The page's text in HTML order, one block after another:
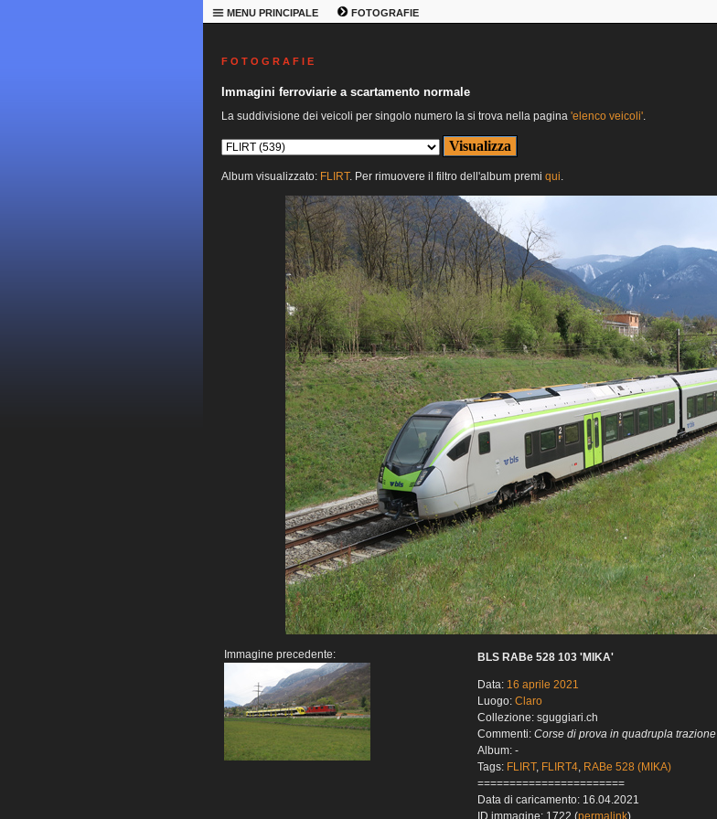
MENU PRINCIPALE FOTOGRAFIE
F O T O G R A F I E
Immagini ferroviarie a scartamento normale
La suddivisione dei veicoli per singolo numero la si trova nella pagina 'elenco veicoli'.
Album visualizzato: FLIRT. Per rimuovere il filtro dell'album premi qui.
Immagine precedente: BLS RABe 528 103 'MIKA'
Data: 16 aprile 2021
Luogo: Claro
Collezione: sguggiari.ch
Commenti: Corse di prova in quadrupla trazione
Album: -
Tags: FLIRT, FLIRT4, RABe 528 (MIKA)
=======================
Data di caricamento: 16.04.2021